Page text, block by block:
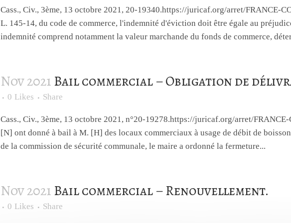
Cass., Civ., 3ème, 13 octobre 2021, 20-19340.https://juricaf.org/arret/FRANCE-
L. 145-14, du code de commerce, l'indemnité d'éviction doit être égale au
indemnité comprend notamment la valeur marchande du fonds de commerce,
Nov 2021Bail commercial – Obligation de
0 Likes Share
Cass., Civ., 3ème, 13 octobre 2021, n°20-19278.https://juricaf.org/arret/
[N] ont donné à bail à M. [H] des locaux commerciaux à usage de débit de
de la commission de sécurité communale, le maire a ordonné la fermeture...
Nov 2021Bail commercial – Renouvellement.
0 Likes Share